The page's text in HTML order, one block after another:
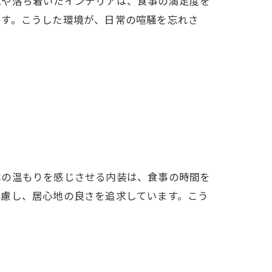
。こうした環境が、日常の喧騒を忘れさ
温もりを感じさせる内装は、食事の時間を
し、居心地の良さを追求しています。こう